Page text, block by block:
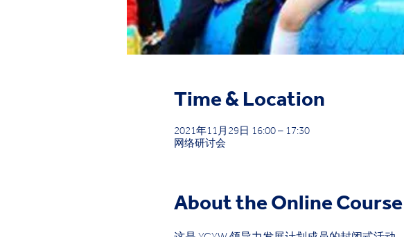
Time & Location
2021年11月29日 16:00 – 17:30
网络研讨会
About the Online Course